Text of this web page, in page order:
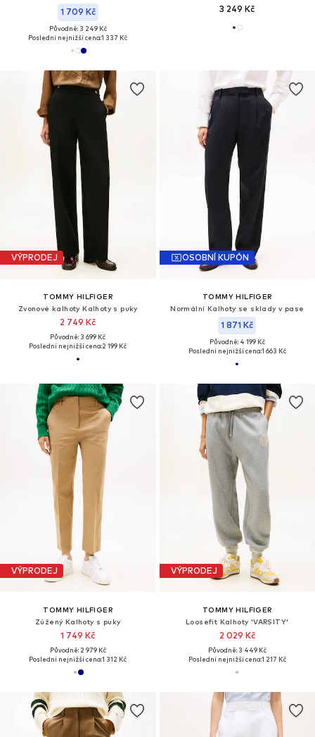
1 709 Kč
Původně: 3 249 Kč
Poslední nejnižší cena:1 337 Kč
3 249 Kč
VÝPRODEJ
TOMMY HILFIGER
Zvonové kalhoty Kalhoty s puky
2 749 Kč
Původně: 3 699 Kč
Poslední nejnižší cena:2 199 Kč
OSOBNÍ KUPÓN
TOMMY HILFIGER
Normální Kalhoty se sklady v pase
1 871 Kč
Původně: 4 199 Kč
Poslední nejnižší cena:1 663 Kč
VÝPRODEJ
TOMMY HILFIGER
Zúžený Kalhoty s puky
1 749 Kč
Původně: 2 979 Kč
Poslední nejnižší cena:1 312 Kč
VÝPRODEJ
TOMMY HILFIGER
Loosefit Kalhoty 'VARSITY'
2 029 Kč
Původně: 3 449 Kč
Poslední nejnižší cena:1 217 Kč